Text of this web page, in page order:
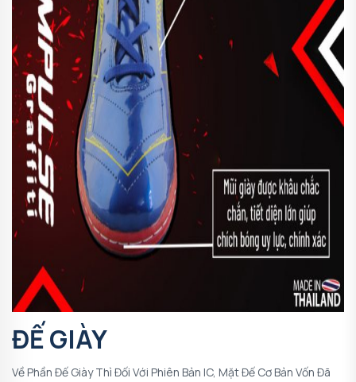
ĐẾ GIÀY
Về Phần Đế Giày Thì Đối Với Phiên Bản IC, Mặt Đế Cơ Bản Vốn Đã